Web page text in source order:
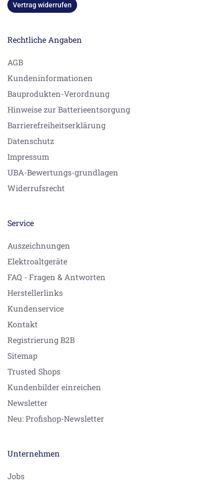
Vertrag widerrufen
Rechtliche Angaben
AGB
Kundeninformationen
Bauprodukten-Verordnung
Hinweise zur Batterieentsorgung
Barrierefreiheitserklärung
Datenschutz
Impressum
UBA-Bewertungs-grundlagen
Widerrufsrecht
Service
Auszeichnungen
Elektroaltgeräte
FAQ - Fragen & Antworten
Herstellerlinks
Kundenservice
Kontakt
Registrierung B2B
Sitemap
Trusted Shops
Kundenbilder einreichen
Newsletter
Neu: Profishop-Newsletter
Unternehmen
Jobs